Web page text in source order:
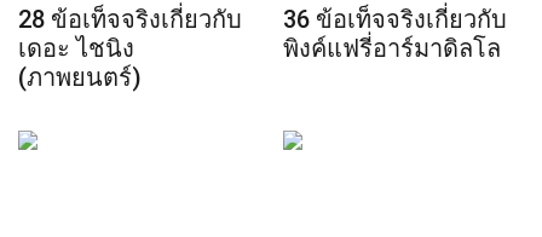
28 ข้อเท็จจริงเกี่ยวกับ
เดอะ ไชนิง
(ภาพยนตร์)
36 ข้อเท็จจริงเกี่ยวกับ
พิงค์แฟรี่อาร์มาดิลโล